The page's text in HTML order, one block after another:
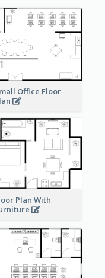
Office Floor
Plan With